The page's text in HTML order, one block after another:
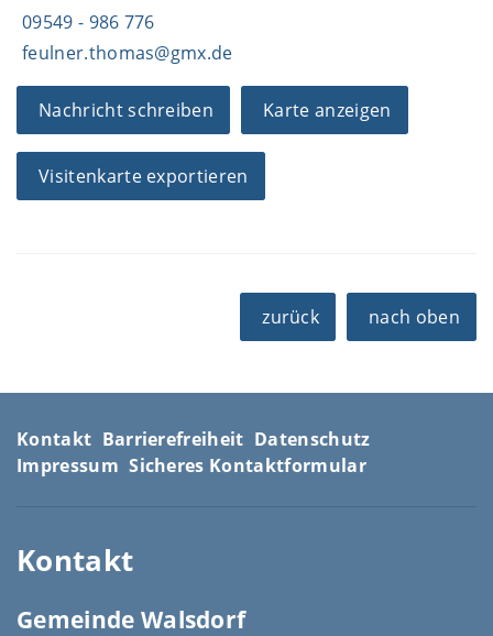
09549 - 986 776
feulner.thomas@gmx.de
Nachricht schreiben Karte anzeigen
Visitenkarte exportieren
zurück nach oben
Kontakt Barrierefreiheit Datenschutz
Impressum Sicheres Kontaktformular
Kontakt
Gemeinde Walsdorf